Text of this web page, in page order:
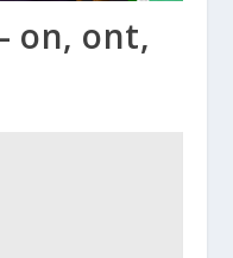
on, ont,